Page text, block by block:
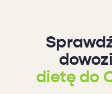
dietę do